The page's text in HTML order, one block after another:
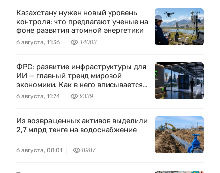
Казахстану нужен новый уровень
контроля: что предлагают ученые на
фоне развития атомной энергетики
6 августа, 11:36 14003
ФРС: развитие инфраструктуры для
ИИ — главный тренд мировой
экономики. Как в него вписывается
Freedom Holding Corp.
6 августа, 11:24 9339
Из возвращенных активов выделили
2,7 млрд тенге на водоснабжение
6 августа, 08:01 8987